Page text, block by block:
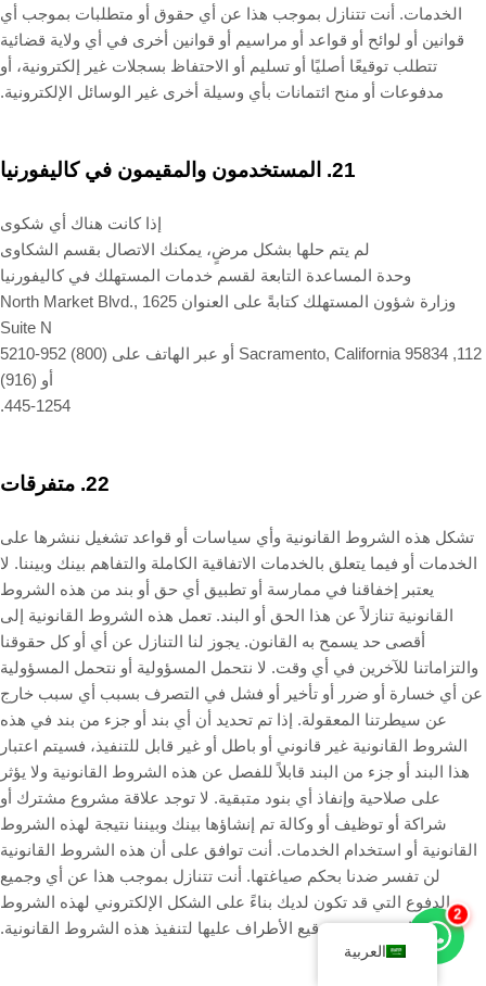
الخدمات. أنت تتنازل بموجب هذا عن أي حقوق أو متطلبات بموجب أي
قوانين أو لوائح أو قواعد أو مراسيم أو قوانين أخرى في أي ولاية قضائية
تتطلب توقيعًا أصليًا أو تسليم أو الاحتفاظ بسجلات غير إلكترونية، أو
مدفوعات أو منح ائتمانات بأي وسيلة أخرى غير الوسائل الإلكترونية.
21. المستخدمون والمقيمون في كاليفورنيا
إذا كانت هناك أي شكوى
لم يتم حلها بشكل مرضٍ، يمكنك الاتصال بقسم الشكاوى
وحدة المساعدة التابعة لقسم خدمات المستهلك في كاليفورنيا
وزارة شؤون المستهلك كتابةً على العنوان 1625 North Market Blvd.,
Suite N
112, Sacramento, California 95834 أو عبر الهاتف على (800) 952-5210
أو (916)
445-1254.
22. متفرقات
تشكل هذه الشروط القانونية وأي سياسات أو قواعد تشغيل ننشرها على
الخدمات أو فيما يتعلق بالخدمات الاتفاقية الكاملة والتفاهم بينك وبيننا. لا
يعتبر إخفاقنا في ممارسة أو تطبيق أي حق أو بند من هذه الشروط
القانونية تنازلاً عن هذا الحق أو البند. تعمل هذه الشروط القانونية إلى
أقصى حد يسمح به القانون. يجوز لنا التنازل عن أي أو كل حقوقنا
والتزاماتنا للآخرين في أي وقت. لا نتحمل المسؤولية أو نتحمل المسؤولية
عن أي خسارة أو ضرر أو تأخير أو فشل في التصرف بسبب أي سبب خارج
عن سيطرتنا المعقولة. إذا تم تحديد أن أي بند أو جزء من بند في هذه
الشروط القانونية غير قانوني أو باطل أو غير قابل للتنفيذ، فسيتم اعتبار
هذا البند أو جزء من البند قابلاً للفصل عن هذه الشروط القانونية ولا يؤثر
على صلاحية وإنفاذ أي بنود متبقية. لا توجد علاقة مشروع مشترك أو
شراكة أو توظيف أو وكالة تم إنشاؤها بينك وبيننا نتيجة لهذه الشروط
القانونية أو استخدام الخدمات. أنت توافق على أن هذه الشروط القانونية
لن تفسر ضدنا بحكم صياغتها. أنت تتنازل بموجب هذا عن أي وجميع
الدفوع التي قد تكون لديك بناءً على الشكل الإلكتروني لهذه الشروط
القانونية وعدم توقيع الأطراف عليها لتنفيذ هذه الشروط القانونية.
2
العربية